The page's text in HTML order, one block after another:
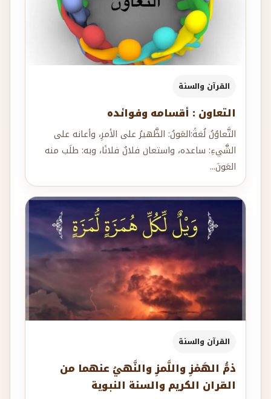
القرآن والسنة
التعاون : أقسامه وفوائده
الشَّيءِ: ساعده، واستعان فلانٌ فلانًا، وبه: طلَب منه
العَونَ...
القرآن والسنة
ذمُّ الهَمْزِ واللَّمزِ والنَّهيُ عنهما من
أ- معنى الهَمْزِ لُغةً واصطِلاحًا:(همز) كَلِمةٌ تَدُلُّ على
ضَغطٍ وعَصرٍ، ومنه الهَمْزُ في الكلامِ؛ لأنَّه يُضغَطُ،